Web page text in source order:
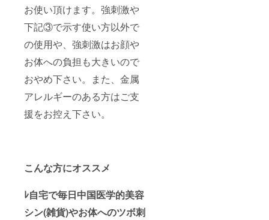
お使い頂けます。強刺激や
下記③で示す使い方以外で
の使用や、強刺激はお顔や
お体への負担も大きいので
おやめ下さい。また、金属
アレルギーのある方はご支
援をお控え下さい。
こんな方にオススメ
ﾚ自宅で毎日中国医学的美容
シン(雑貨)やお体へのツボ刺